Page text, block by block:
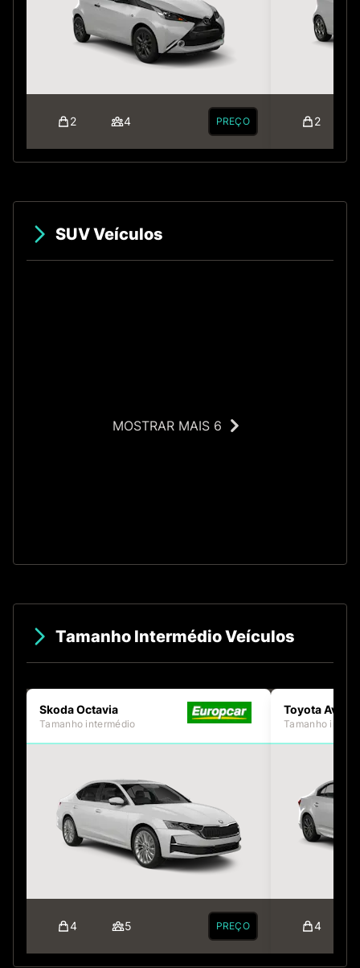
2 4 PREÇO 2
SUV Veículos
MOSTRAR MAIS 6
Tamanho Intermédio Veículos
Skoda Octavia
Tamanho intermédio
4 5 PREÇO
Toyota
Tamanho
4